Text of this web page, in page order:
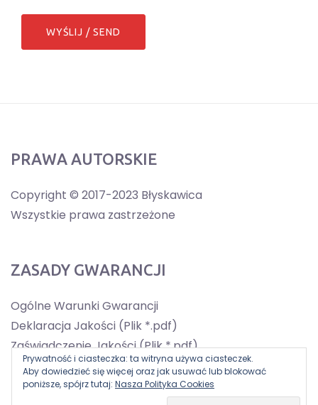
PRAWA AUTORSKIE
Copyright © 2017-2023 Błyskawica
Wszystkie prawa zastrzeżone
ZASADY GWARANCJI
Ogólne Warunki Gwarancji
Deklaracja Jakości (Plik *.pdf)
Zaświadczenie Jakości (Plik *.pdf)
Prywatność i ciasteczka: ta witryna używa ciasteczek.
Aby dowiedzieć się więcej oraz jak usuwać lub blokować
poniższe, spójrz tutaj: Nasza Polityka Cookies